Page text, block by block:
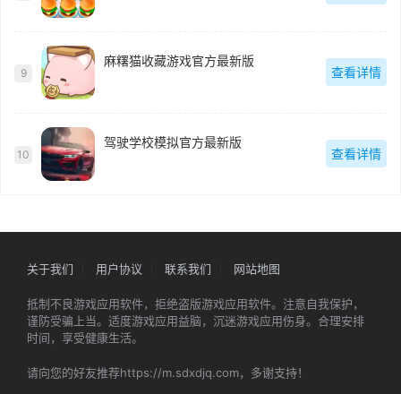
9
麻糬猫收藏游戏官方最新版
查看详情
10
驾驶学校模拟官方最新版
查看详情
关于我们 用户协议 联系我们 网站地图
抵制不良游戏应用软件，拒绝盗版游戏应用软件。注意自我保护，
谨防受骗上当。适度游戏应用益脑，沉迷游戏应用伤身。合理安排
时间，享受健康生活。
请向您的好友推荐https://m.sdxdjq.com，多谢支持！